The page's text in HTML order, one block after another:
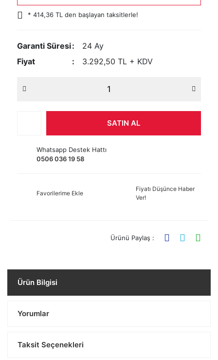
* 414,36 TL den başlayan taksitlerle!
Garanti Süresi
24 Ay
Fiyat
3.292,50 TL + KDV
SATIN AL
Whatsapp Destek Hattı
0506 036 19 58
Favorilerime Ekle
Fiyatı Düşünce Haber
Ver!
Ürünü Paylaş :
Ürün Bilgisi
Yorumlar
Taksit Seçenekleri